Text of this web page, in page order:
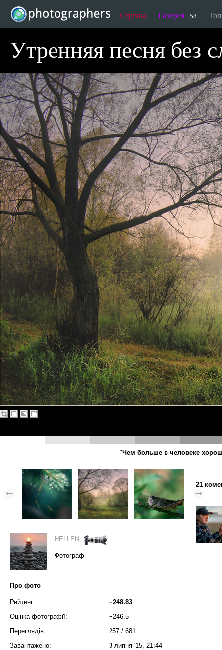
Стрічка Галерея +58
Утренняя песня без
"Чем больше в человеке
HELLEN
Фотограф
Про фото
Рейтинг:
+248.83
Оцінка фотографії:
+246.5
Переглядів:
257 / 681
Завантажено:
3 липня '15, 21:44
21